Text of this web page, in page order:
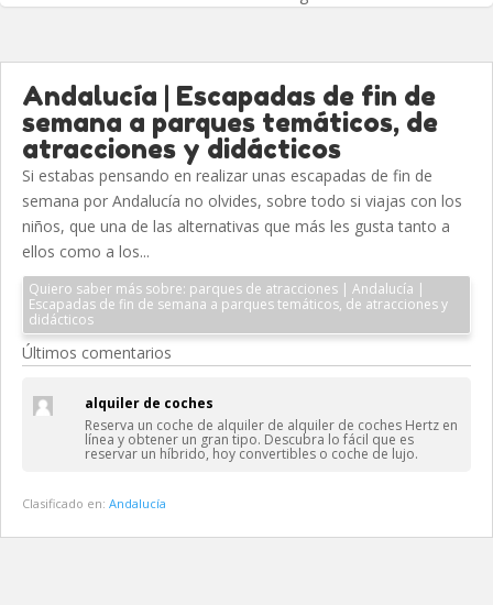
Andalucía | Escapadas de fin de
semana a parques temáticos, de
atracciones y didácticos
Si estabas pensando en realizar unas escapadas de fin de
semana por Andalucía no olvides, sobre todo si viajas con los
niños, que una de las alternativas que más les gusta tanto a
ellos como a los...
Quiero saber más sobre: parques de atracciones | Andalucía |
Escapadas de fin de semana a parques temáticos, de atracciones y
didácticos
Últimos comentarios
alquiler de coches
Reserva un coche de alquiler de alquiler de coches Hertz en
línea y obtener un gran tipo. Descubra lo fácil que es
reservar un híbrido, hoy convertibles o coche de lujo.
Clasificado en: Andalucía